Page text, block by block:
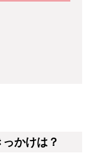
かけは？